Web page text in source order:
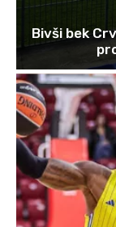
Bivši bek